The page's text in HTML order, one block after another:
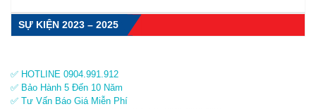
SỰ KIỆN 2023 – 2025
✅ HOTLINE 0904.991.912
✅ Bảo Hành 5 Đến 10 Năm
✅ Tư Vấn Báo Giá Miễn Phí